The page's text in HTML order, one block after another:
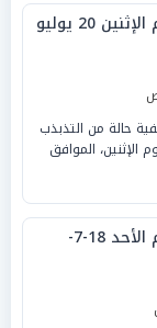
أسعار الأعلاف بالأسواق اليوم الإثنين 20 يوليو
حالة من التذبذب
الإثنين، الموافق
أسعار الأعلاف بالأسواق اليوم الأحد 18-7-